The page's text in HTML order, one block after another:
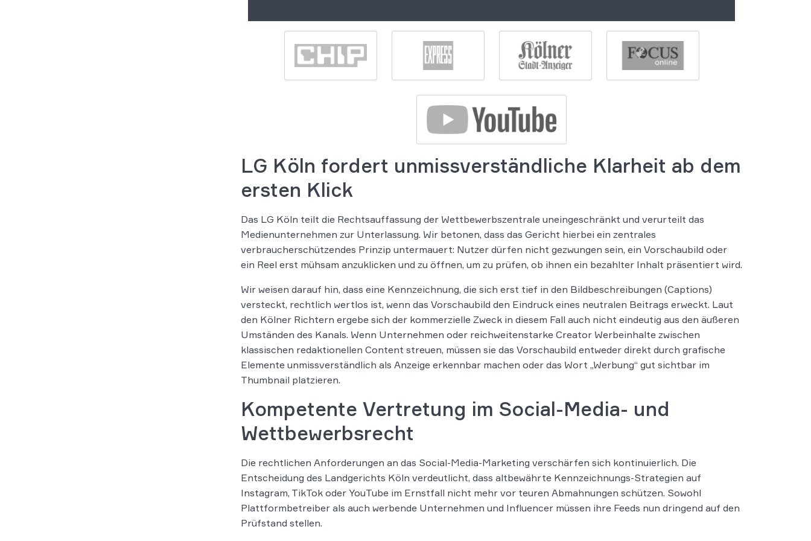
LG Köln fordert unmissverständliche Klarheit ab dem
ersten Klick
Das LG Köln teilt die Rechtsauffassung der Wettbewerbszentrale uneingeschränkt und verurteilt das
Medienunternehmen zur Unterlassung. Wir betonen, dass das Gericht hierbei ein zentrales
verbraucherschützendes Prinzip untermauert: Nutzer dürfen nicht gezwungen sein, ein Vorschaubild oder
ein Reel erst mühsam anzuklicken und zu öffnen, um zu prüfen, ob ihnen ein bezahlter Inhalt präsentiert wird.
Wir weisen darauf hin, dass eine Kennzeichnung, die sich erst tief in den Bildbeschreibungen (Captions)
versteckt, rechtlich wertlos ist, wenn das Vorschaubild den Eindruck eines neutralen Beitrags erweckt. Laut
den Kölner Richtern ergebe sich der kommerzielle Zweck in diesem Fall auch nicht eindeutig aus den äußeren
Umständen des Kanals. Wenn Unternehmen oder reichweitenstarke Creator Werbeinhalte zwischen
klassischen redaktionellen Content streuen, müssen sie das Vorschaubild entweder direkt durch grafische
Elemente unmissverständlich als Anzeige erkennbar machen oder das Wort „Werbung“ gut sichtbar im
Thumbnail platzieren.
Kompetente Vertretung im Social-Media- und
Wettbewerbsrecht
Die rechtlichen Anforderungen an das Social-Media-Marketing verschärfen sich kontinuierlich. Die
Entscheidung des Landgerichts Köln verdeutlicht, dass altbewährte Kennzeichnungs-Strategien auf
Instagram, TikTok oder YouTube im Ernstfall nicht mehr vor teuren Abmahnungen schützen. Sowohl
Plattformbetreiber als auch werbende Unternehmen und Influencer müssen ihre Feeds nun dringend auf den
Prüfstand stellen.